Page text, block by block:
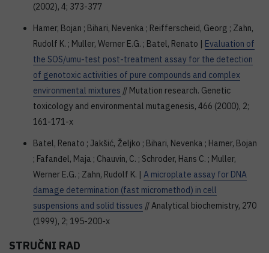
(2002), 4; 373-377
Hamer, Bojan ; Bihari, Nevenka ; Reifferscheid, Georg ; Zahn,
Rudolf K. ; Muller, Werner E.G. ; Batel, Renato | Evaluation of
the SOS/umu-test post-treatment assay for the detection
of genotoxic activities of pure compounds and complex
environmental mixtures // Mutation research. Genetic
toxicology and environmental mutagenesis, 466 (2000), 2;
161-171-x
Batel, Renato ; Jakšić, Željko ; Bihari, Nevenka ; Hamer, Bojan
; Fafanđel, Maja ; Chauvin, C. ; Schroder, Hans C. ; Muller,
Werner E.G. ; Zahn, Rudolf K. | A microplate assay for DNA
damage determination (fast micromethod) in cell
suspensions and solid tissues // Analytical biochemistry, 270
(1999), 2; 195-200-x
STRUČNI RAD